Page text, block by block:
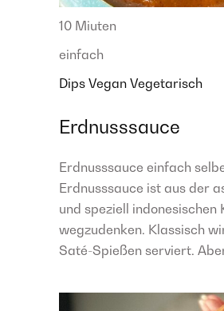
10 Miuten
einfach
Dips Vegan Vegetarisch
Erdnusssauce
Erdnusssauce einfach
Erdnusssauce ist aus der
und speziell indonesischen
wegzudenken. Klassisch
Saté-Spießen serviert.